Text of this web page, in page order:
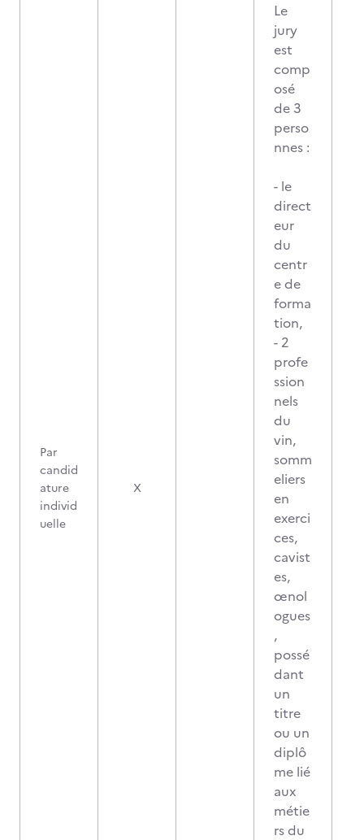
Par
candid
ature
individ
uelle
X
Le
jury
est
comp
osé
de 3
perso
nnes :
- le
direct
eur
du
centr
e de
forma
tion,
- 2
profe
ssion
nels
du
vin,
somm
eliers
en
exerci
ces,
cavist
es,
œnol
ogues
,
possé
dant
un
titre
ou un
diplô
me lié
aux
métie
rs du